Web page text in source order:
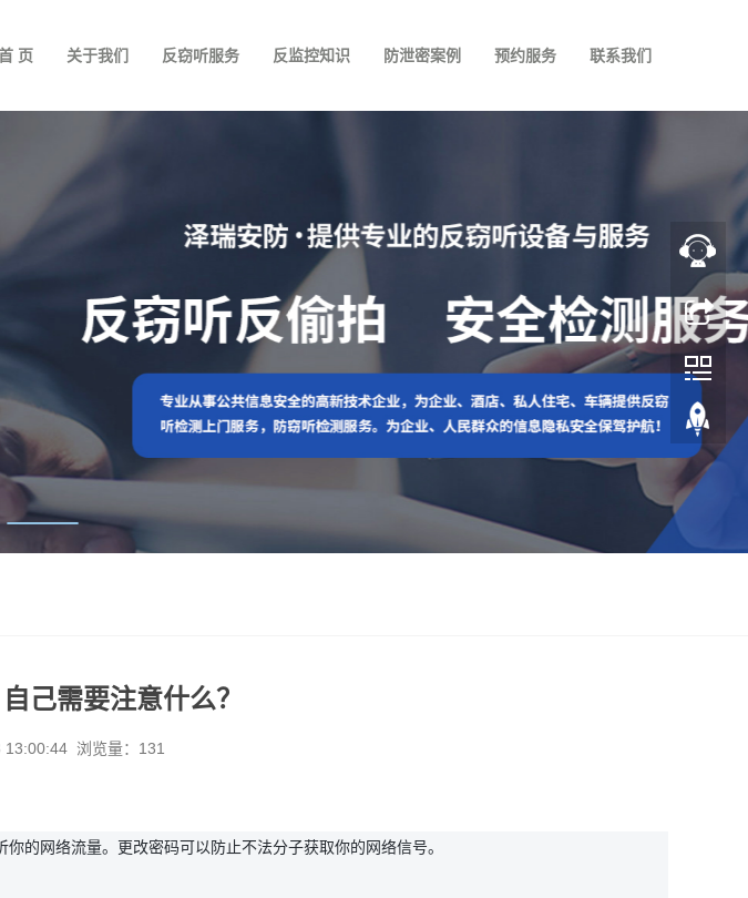
页 关于我们 反窃听服务 反监控知识 防泄密案例 预约服务 联系我们
己需要注意什么？
13:00:44 浏览量：131
的网络流量。更改密码可以防止不法分子获取你的网络信号。